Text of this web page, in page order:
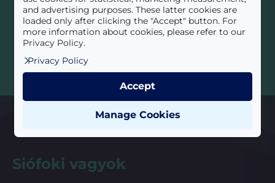
Beküldés
Siófoki vagyok
and advertising purposes. These latter cookies are
loaded only after clicking the "Accept" button. For
more information about cookies, please refer to our
Privacy Policy.
Privacy Policy
Manage Cookies
Accept